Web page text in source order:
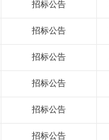
招标公告
招标公告
招标公告
招标公告
招标公告
招标公告